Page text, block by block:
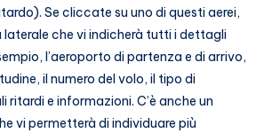
Se cliccate su uno di questi aerei,
laterale che vi indicherà tutti i dettagli
l’aeroporto di partenza e di arrivo,
il numero del volo, il tipo di
ritardi e informazioni. C’è anche un
vi permetterà di individuare più